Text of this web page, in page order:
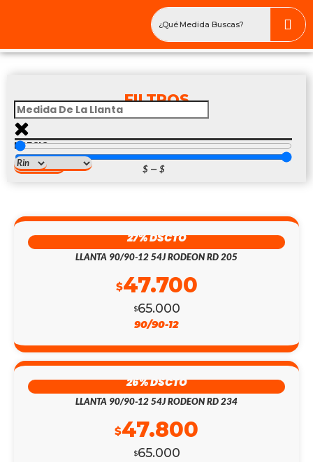
FILTROS
PRECIO
$ —$
27% DSCTO
LLANTA 90/90-12 54J RODEON RD 205
$65.000
$47.700
90/90-12
26% DSCTO
LLANTA 90/90-12 54J RODEON RD 234
$65.000
$47.800